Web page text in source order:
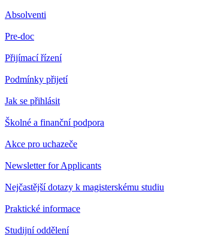
Absolventi
Pre-doc
Přijímací řízení
Podmínky přijetí
Jak se přihlásit
Školné a finanční podpora
Akce pro uchazeče
Newsletter for Applicants
Nejčastější dotazy k magisterskému studiu
Praktické informace
Studijní oddělení